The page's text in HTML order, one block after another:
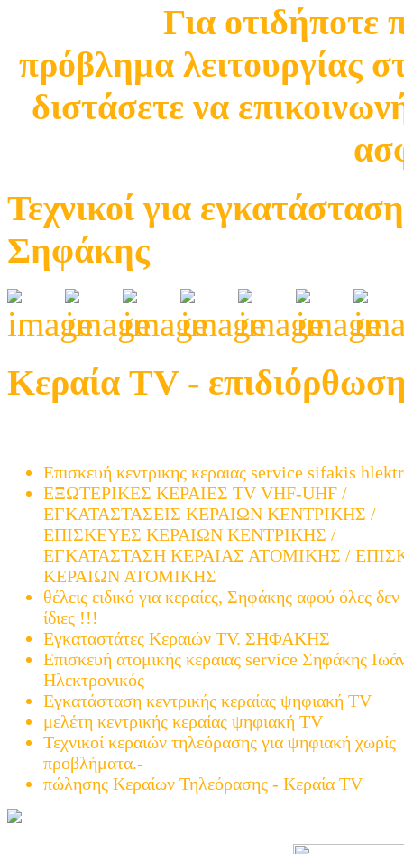
Για οτιδήποτε
πρόβλημα λειτουργίας
διστάσετε να
Τεχνικοί για
Σηφάκης
Κεραία TV -
Επισκευή κεντρικης κεραιας service sifakis
ΕΞΩΤΕΡΙΚΕΣ ΚΕΡΑΙΕΣ TV VHF-UHF /
ΕΓΚΑΤΑΣΤΑΣΕΙΣ ΚΕΡΑΙΩΝ ΚΕΝΤΡΙΚΗΣ /
ΕΠΙΣΚΕΥΕΣ ΚΕΡΑΙΩΝ ΚΕΝΤΡΙΚΗΣ /
ΕΓΚΑΤΑΣΤΑΣΗ ΚΕΡΑΙΑΣ ΑΤΟΜΙΚΗΣ /
ΚΕΡΑΙΩΝ ΑΤΟΜΙΚΗΣ
θέλεις ειδικό για κεραίες, Σηφάκης αφού όλες δεν
ίδιες !!!
Εγκαταστάτες Κεραιών TV. ΣΗΦΑΚΗΣ
Επισκευή ατομικής κεραιας service Σηφάκης
Ηλεκτρονικός
Εγκατάσταση κεντρικής κεραίας ψηφιακή TV
μελέτη κεντρικής κεραίας ψηφιακή TV
Τεχνικοί κεραιών τηλεόρασης για ψηφιακή χωρίς
προβλήματα.-
πώλησης Κεραίων Τηλεόρασης - Κεραία TV